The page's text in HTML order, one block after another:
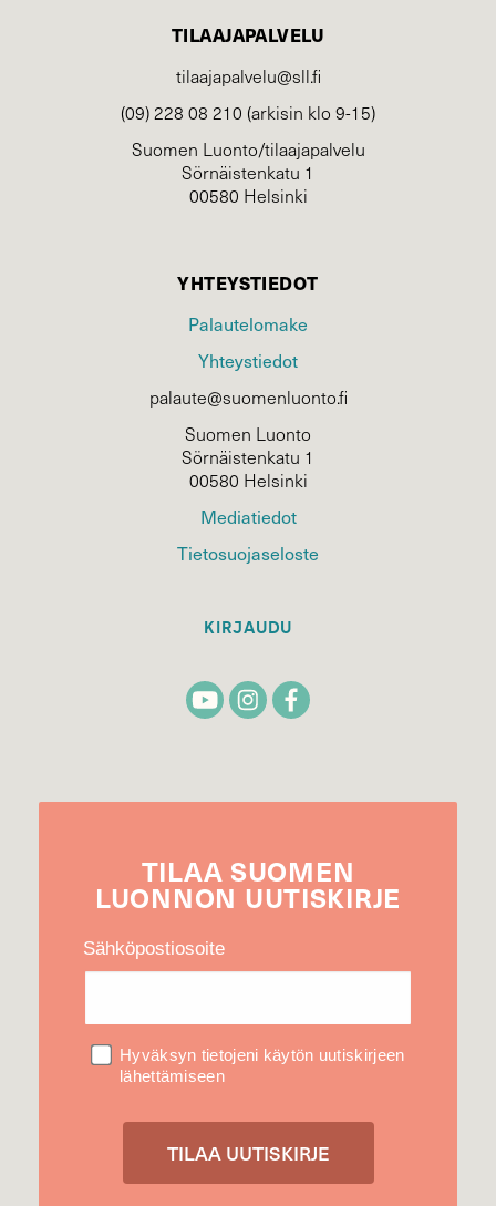
TILAAJAPALVELU
tilaajapalvelu@sll.fi
(09) 228 08 210 (arkisin klo 9-15)
Suomen Luonto/tilaajapalvelu
Sörnäistenkatu 1
00580 Helsinki
YHTEYSTIEDOT
Palautelomake
Yhteystiedot
palaute@suomenluonto.fi
Suomen Luonto
Sörnäistenkatu 1
00580 Helsinki
Mediatiedot
Tietosuojaseloste
KIRJAUDU
TILAA SUOMEN
LUONNON UUTIS­KIRJE
Sähköpostiosoite
Hyväksyn tietojeni käytön uutiskirjeen
lähettämiseen